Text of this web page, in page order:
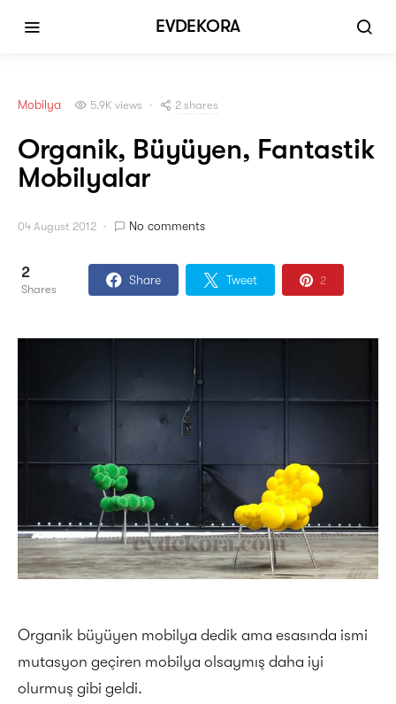
EVDEKORA
Mobilya 5.9K views 2 shares
Organik, Büyüyen, Fantastik
Mobilyalar
04 August 2012 No comments
2
Shares
Share Tweet 2
Organik büyüyen mobilya dedik ama esasında ismi
mutasyon geçiren mobilya olsaymış daha iyi
olurmuş gibi geldi.